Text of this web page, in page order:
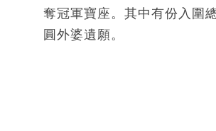
奪冠軍寶座。其中有份入圍
圓外婆遺願。